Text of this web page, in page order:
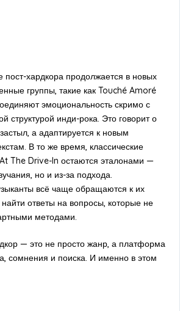
пост-хардкора продолжается в новых
группы, такие как Touché Amoré
эмоциональность скримо с
структурой инди-рока. Это говорит о
а адаптируется к новым
В то же время, классические
The Drive-In остаются эталонами —
но и из-за подхода.
всё чаще обращаются к их
ответы на вопросы, которые не
методами.
— это не просто жанр, а платформа
сомнения и поиска. И именно в этом